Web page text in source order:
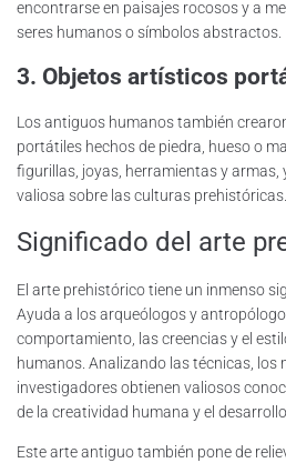
encontrarse en paisajes rocosos y a
seres humanos o símbolos abstractos.
3. Objetos artísticos
Los antiguos humanos también
portátiles hechos de piedra, hueso o
figurillas, joyas, herramientas y
valiosa sobre las culturas prehistóricas.
Significado del arte
El arte prehistórico tiene un inmenso
Ayuda a los arqueólogos y
comportamiento, las creencias y el
humanos. Analizando las técnicas, los
investigadores obtienen valiosos
de la creatividad humana y el
Este arte antiguo también pone de